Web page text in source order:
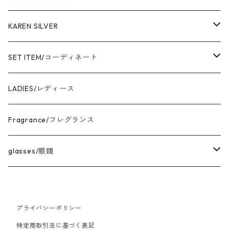
cooperstown/クーパーズタウン
adidas/アディダス
the corona utility/コロナ
avontade/アボンタージ
BAICYCLON/バイシクロン
UNIVERSAL WORKS/ユニバーサルワークス
KAREN SILVER
necklace
bracelet
pierce
ring
SET ITEM/コーディネート
Sサイズ コーディネート
Mサイズ コーディネート
Lサイズ コーディネート
Ladies FREEサイズ コーディネート
LADIES/レディース
Fragrance/フレグランス
glasses/眼鏡
vintage/ヴィンテージ
プライバシーポリシー
特定商取引法に基づく表記